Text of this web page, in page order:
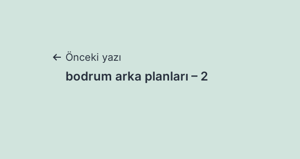
Yazı
Önceki yazı
bodrum arka planları – 2